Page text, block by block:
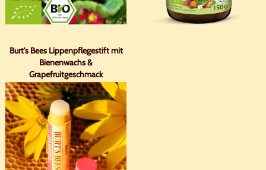
Burt's Bees Lippenpflegestift mit
Bienenwachs &
Grapefruitgeschmack